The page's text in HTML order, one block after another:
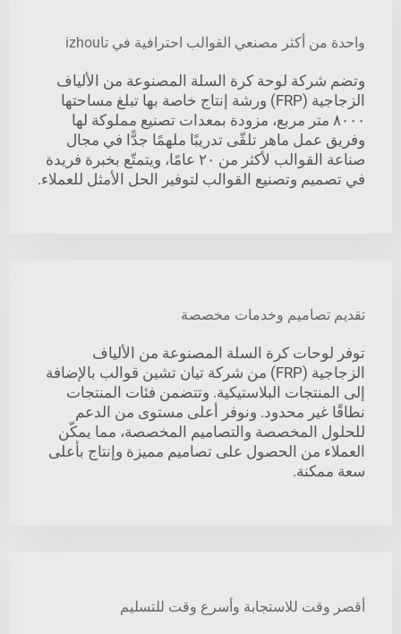
واحدة من أكثر مصنعي القوالب احترافية في تاizhou
وتضم شركة لوحة كرة السلة المصنوعة من الألياف
الزجاجية (FRP) ورشة إنتاج خاصة بها تبلغ مساحتها
٨٠٠٠ متر مربع، مزودة بمعدات تصنيع مملوكة لها
وفريق عمل ماهر تلقّى تدريبًا ملهمًا جدًّا في مجال
صناعة القوالب لأكثر من ٢٠ عامًا، ويتمتّع بخبرة فريدة
في تصميم وتصنيع القوالب لتوفير الحل الأمثل للعملاء.
تقديم تصاميم وخدمات مخصصة
توفر لوحات كرة السلة المصنوعة من الألياف
الزجاجية (FRP) من شركة تيان تشين قوالب بالإضافة
إلى المنتجات البلاستيكية. وتتضمن فئات المنتجات
نطاقًا غير محدود. ونوفر أعلى مستوى من الدعم
للحلول المخصصة والتصاميم المخصصة، مما يمكّن
العملاء من الحصول على تصاميم مميزة وإنتاج بأعلى
سعة ممكنة.
أقصر وقت للاستجابة وأسرع وقت للتسليم